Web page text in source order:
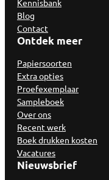
Blog
Contact
Ontdek meer
Papiersoorten
Extra opties
Proefexemplaar
Sampleboek
Over ons
Recent werk
Boek drukken kosten
Vacatures
Nieuwsbrief